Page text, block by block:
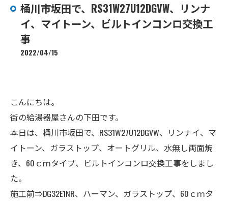
桶川市坂田で、RS31W27U12DGVW、リンナ
イ、マイトーン、ビルトインコンロ交換工
事
2022/04/15
こんにちは。
街の給湯器屋さんの下田です。
本日は、桶川市坂田で、RS31W27U12DGVW、リンナイ、マ
イトーン、ガラストップ、オートグリル、水無し両面焼
き、60ｃｍタイプ、ビルトインコンロ交換工事をしまし
た。
施工前⇒DG32E1NR、ハーマン、ガラストップ、60ｃｍタ